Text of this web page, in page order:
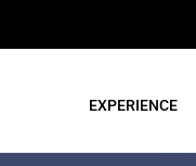
EXPERIENCE